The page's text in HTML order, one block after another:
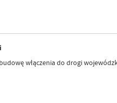
włączenia do drogi